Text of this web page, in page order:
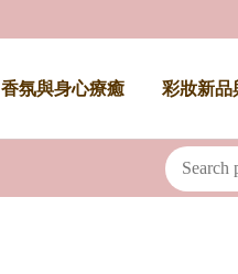
香氛與身心療癒 彩妝新品